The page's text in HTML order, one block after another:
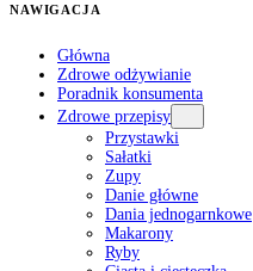
NAWIGACJA
Główna
Zdrowe odżywianie
Poradnik konsumenta
Zdrowe przepisy
Przystawki
Sałatki
Zupy
Danie główne
Dania jednogarnkowe
Makarony
Ryby